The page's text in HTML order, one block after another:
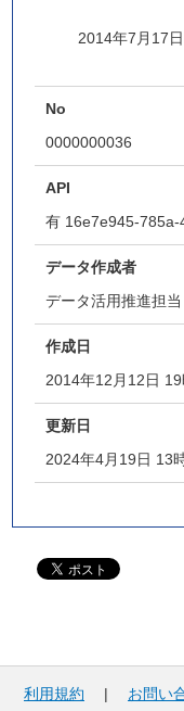
2014年7月17
No
0000000036
API
有 16e7e945-
データ作成者
データ活用推進担当
作成日
2014年12月12日
更新日
2024年4月19日 13
利用規約 | お問い